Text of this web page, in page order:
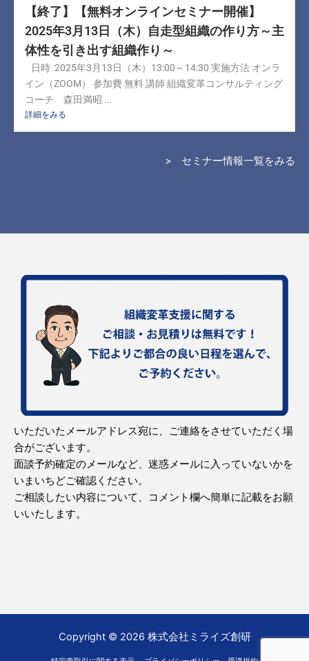
【終了】【無料オンラインセミナー開催】
2025年3月13日（木）自走型組織の作り方～主
体性を引き出す組織作り～
日時 2025年3月13日（木）13:00～14:30 実施方法 オンラ
イン（ZOOM） 参加費 無料 講師 組織変革コンサルティング
コーチ 森田満昭 ...
詳細をみる
> セミナー情報一覧をみる
いただいたメールアドレス宛に、ご連絡をさせていただく場
合がございます。
面談予約確定のメールなど、迷惑メールに入っていないかを
いまいちどご確認ください。
ご相談したい内容について、コメント欄へ簡単に記載をお願
いいたします。
Copyright © 2026 株式会社ミライズ創研